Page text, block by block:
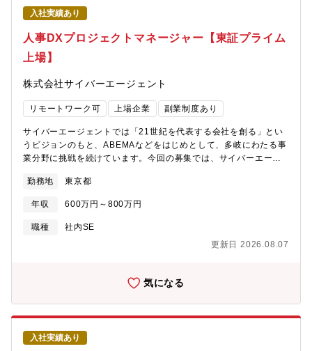
タイム制度導入、えるぼし」「くるみん」の各認定等ワークライ
多数あり、選考フローを熟知しておりますので、内定まで丁寧に
フォロー致します。
用管理の両面からリードする立ち位置です。IHIエスキューブ（情
報システム関係会社）や社外ベンダーと協力・連携しながら、空
領域の事業を支えるICTインフラを継続的に高度化していくことが
ミッションとなります。【具体的には】（１） 共通ICTインフラ
の企画・計画空領域で共通利用する情報通信インフラについて、
ます。・空領域各拠点（豊洲・昭島・相馬・瑞穂・鶴ヶ島・呉2・
横浜）の業務実態・設備・運用状況の把握・ネットワーク、サー
バ、クライアント端末（PC・タブレット等）の標準化方針の検
施策の立案（２）システム導入・整備（展開）のプロジェクトマ
ネジメント企画・計画したICTインフラ施策を、各拠点・各部署に
展開していく際のプロジェクト推進を担います。・具体的な導入
計画（スケジュール・体制・予算）の策定・IHIエスキューブや社
務部門（工場、生産部門、防衛関連部門など）との調整・折衝
について、安定稼働を維持するための運用管理と継続的な改善を
行います。・ネットワーク、サーバ、クライアント端末の運用状
定常運用（４）情報セキュリティ施策の立案・展開特にセキュリ
関連部門における運用上の制約・課題の整理・現場への説明・教
入社実績あり
人事DXプロジェクトマネージャー【東証プライム
上場】
株式会社サイバーエージェント
リモートワーク可 上場企業 副業制度あり
サイバーエージェントでは「21世紀を代表する会社を創る」とい
うビジョンのもと、ABEMAなどをはじめとして、多岐にわたる事
業分野に挑戦を続けています。今回の募集では、サイバーエージ
テム化やデータ化を推進し、経営と現場の最適な意思決定を支援
するプロジェクトマネージャー／プロダクトマネージャーを募集
します。【具体的な業務内容】■人事業務のシステム化・業務最適
化・給与計算、勤怠管理などの労務領域におけるシステム導入・
案■情報システム部門と連動した大規模プロジェクトへの参画・人
伴う現場調整やチェンジマネジメント■経営層や人事部門との連携
による制度設計・データ活用・人事データを活用したレポーティ
ング・分析支援 ・組織戦略や働き方改革への貢献【本ポジション
の魅力】■一気通貫で全体最適を牽引するやりがい採用・労務など
縦割りになりがちな人事ドメインを広く見渡し、個別最適ではな
く組織全体の「全体最適」を実現するコアメンバーとして活躍で
勤務地 東京都
年収 600万円～800万円
職種
社内SE
更新日 2026.08.07
気になる
入社実績あり